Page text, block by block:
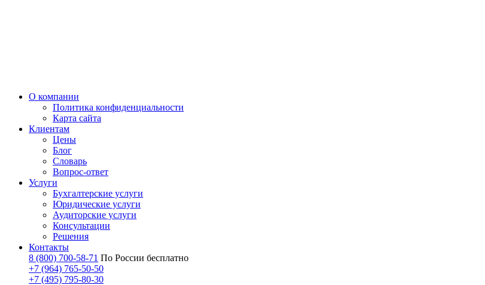
О компании
Политика конфиденциальности
Карта сайта
Клиентам
Цены
Блог
Словарь
Вопрос-ответ
Услуги
Бухгалтерские услуги
Юридические услуги
Аудиторские услуги
Консультации
Решения
Контакты
8 (800) 700-58-71 По России бесплатно
+7 (964) 765-50-50
+7 (495) 795-80-30